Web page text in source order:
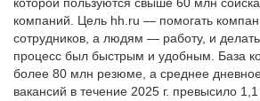
компаний. Цель hh.ru — помогать
сотрудников, а людям — работу, и делать
процесс был быстрым и удобным. База
более 80 млн резюме, а среднее
вакансий в течение 2025 г. превысило